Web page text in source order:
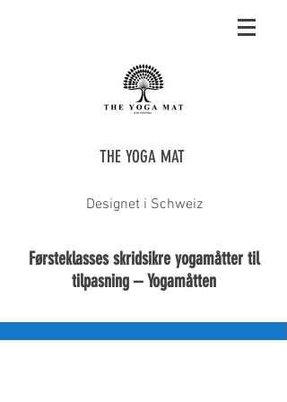
THE YOGA MAT
Designet i Schweiz
Førsteklasses skridsikre yogamåtter til
tilpasning – Yogamåtten